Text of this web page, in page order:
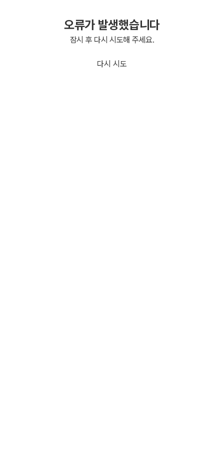
오류가 발생했습니다
잠시 후 다시 시도해 주세요.
다시 시도